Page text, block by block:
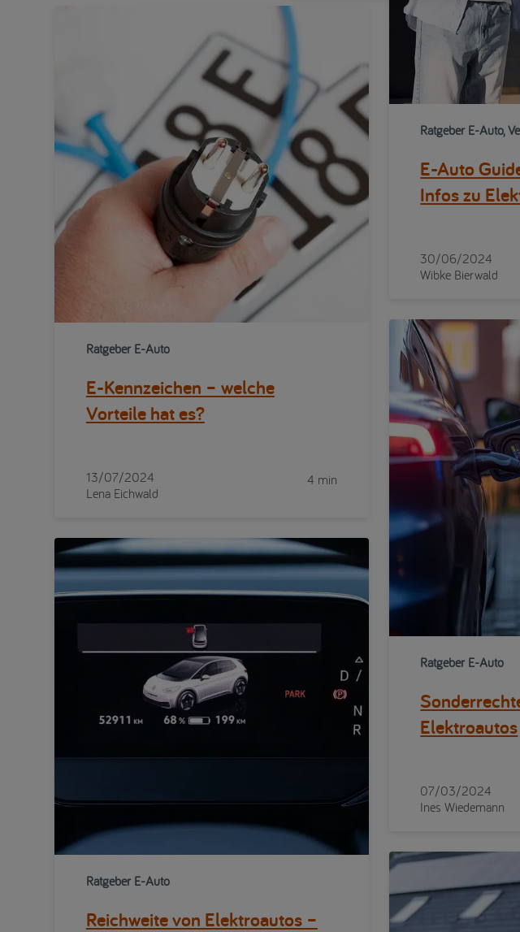
Ratgeber E-Auto
E-Kennzeichen – welche
Vorteile hat es?
13/07/2024
Lena Eichwald
4 min
Ratgeber E-Auto,
E-Auto
Infos zu
30/06/2024
Wibke Bierwald
Ratgeber E-Auto
Reichweite von Elektroautos –
Ratgeber E-Auto
Elektroautos
07/03/2024
Ines Wiedemann